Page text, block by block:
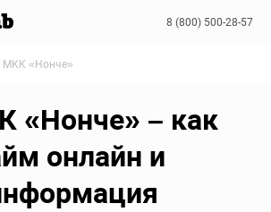
8 (800) 500-28-57
МКК «Нонче»
«Нонче» – как
онлайн и